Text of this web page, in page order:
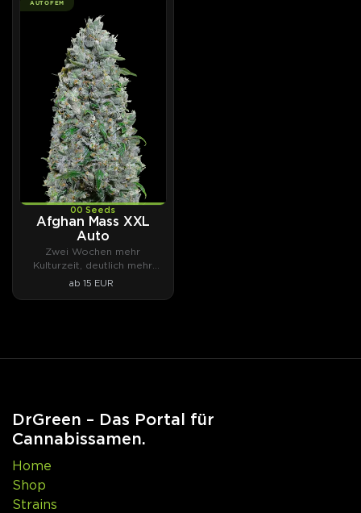
AUTOFEM
00 Seeds
Afghan Mass XXL
Auto
Zwei Wochen mehr
Kulturzeit, deutlich mehr
Ertrag.
ab 15 EUR
DrGreen – Das Portal für
Cannabissamen.
Home
Shop
Strains